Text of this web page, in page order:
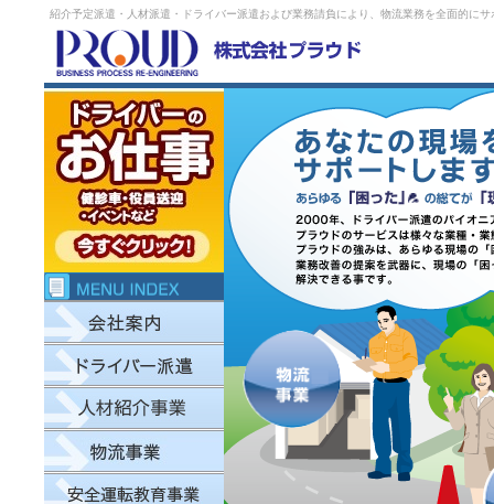
紹介予定派遣・人材派遣・ドライバー派遣および業務請負により、物流業務を全面的に